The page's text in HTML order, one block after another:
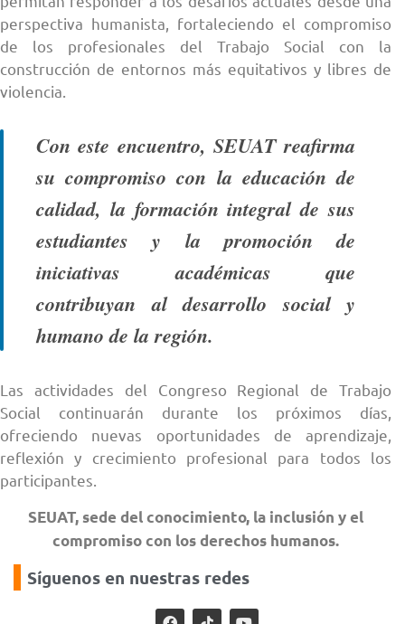
perspectiva humanista, fortaleciendo el compromiso
de los profesionales del Trabajo Social con la
construcción de entornos más equitativos y libres de
violencia.
Con este encuentro, SEUAT reafirma
su compromiso con la educación de
calidad, la formación integral de sus
estudiantes y la promoción de
iniciativas académicas que
contribuyan al desarrollo social y
humano de la región.
Las actividades del Congreso Regional de Trabajo
Social continuarán durante los próximos días,
ofreciendo nuevas oportunidades de aprendizaje,
reflexión y crecimiento profesional para todos los
participantes.
SEUAT, sede del conocimiento, la inclusión y el
compromiso con los derechos humanos.
Síguenos en nuestras redes